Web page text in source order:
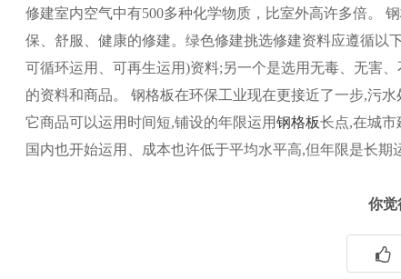
修建室内空气中有500多种化学物质，比室外高许多倍。
保、舒服、健康的修建。绿色修建挑选修建资料应遵循以
可循环运用、可再生运用)资料;另一个是选用无毒、无害
的资料和商品。 钢格板在环保工业现在更接近了一步,污
它商品可以运用时间短,铺设的年限运用钢格板长点,在城市
国内也开始运用、成本也许低于平均水平高,但年限是长期
你觉